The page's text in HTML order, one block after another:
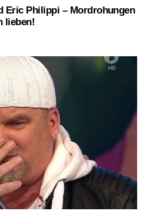
Eric Philippi – Mordrohungen
lieben!